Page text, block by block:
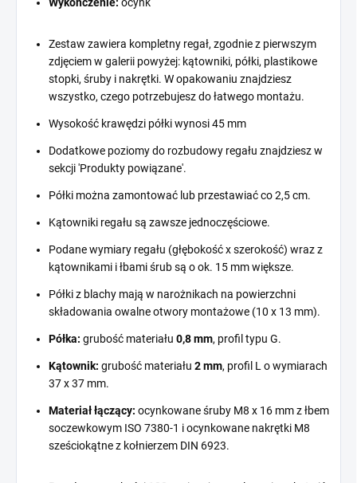
Zestaw zawiera kompletny regał, zgodnie z pierwszym
zdjęciem w galerii powyżej: kątowniki, półki, plastikowe
stopki, śruby i nakrętki. W opakowaniu znajdziesz
wszystko, czego potrzebujesz do łatwego montażu.
Wysokość krawędzi półki wynosi 45 mm
Dodatkowe poziomy do rozbudowy regału znajdziesz w
sekcji 'Produkty powiązane'.
Półki można zamontować lub przestawiać co 2,5 cm.
Kątowniki regału są zawsze jednoczęściowe.
Podane wymiary regału (głębokość x szerokość) wraz z
kątownikami i łbami śrub są o ok. 15 mm większe.
Półki z blachy mają w narożnikach na powierzchni
składowania owalne otwory montażowe (10 x 13 mm).
Półka: grubość materiału 0,8 mm, profil typu G.
Kątownik: grubość materiału 2 mm, profil L o wymiarach
37 x 37 mm.
Materiał łączący: ocynkowane śruby M8 x 16 mm z łbem
soczewkowym ISO 7380-1 i ocynkowane nakrętki M8
sześciokątne z kołnierzem DIN 6923.